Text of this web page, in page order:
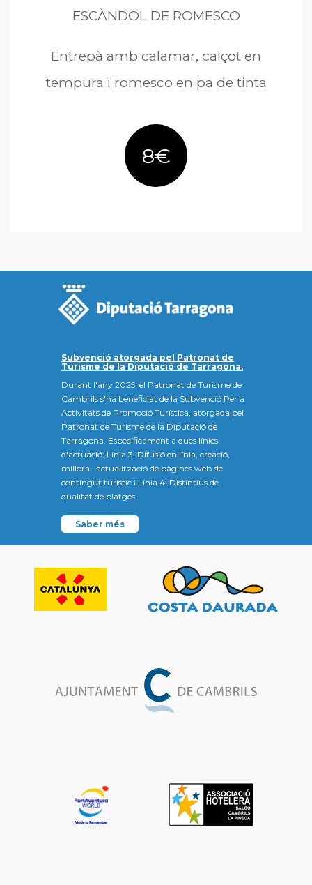
ESCÀNDOL DE ROMESCO
Entrepà amb calamar, calçot en
tempura i romesco en pa de tinta
8€
Subvenció atorgada pel Patronat de
Turisme de la Diputació de Tarragona.
Durant l'any 2025, el Patronat de Turisme de
Cambrils s'ha beneficiat de la Subvenció Per a
Activitats de Promoció Turística, atorgada pel
Patronat de Turisme de la Diputació de
Tarragona. Específicament a dues línies
d'actuació: Línia 3: Difusió en línia, creació,
millora i actualització de pàgines web de
contingut turístic i Línia 4: Distintius de
qualitat de platges.
Saber més